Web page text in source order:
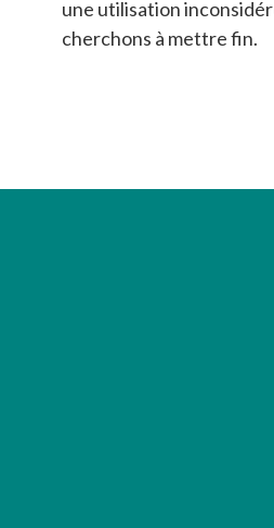
une utilisation
cherchons à mettre fin.